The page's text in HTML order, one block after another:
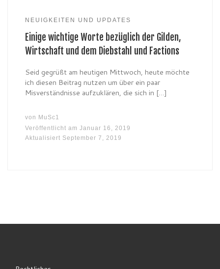
NEUIGKEITEN UND UPDATES
Einige wichtige Worte bezüglich der Gilden,
Wirtschaft und dem Diebstahl und Factions
Seid gegrüßt am heutigen Mittwoch, heute möchte
ich diesen Beitrag nutzen um über ein paar
Misverständnisse aufzuklären, die sich in […]
von MuSc1
Veröffentlicht amJanuar 16, 2019
Aktualisiert September 7, 2019